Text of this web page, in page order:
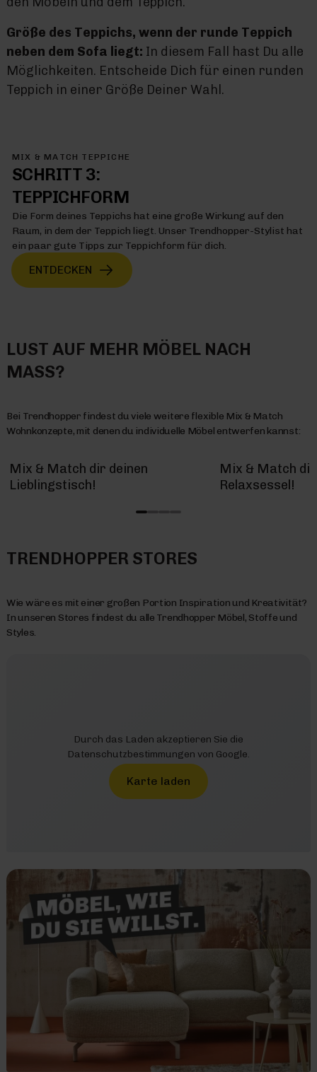
Größe des Teppichs, wenn der runde Teppich
neben dem Sofa liegt: In diesem Fall hast Du alle
Möglichkeiten. Entscheide Dich für einen runden
Teppich in einer Größe Deiner Wahl.
MIX & MATCH TEPPICHE
SCHRITT 3:
TEPPICHFORM
Die Form deines Teppichs hat eine große Wirkung auf den
Raum, in dem der Teppich liegt. Unser Trendhopper-Stylist hat
ein paar gute Tipps zur Teppichform für dich.
ENTDECKEN
LUST AUF MEHR MÖBEL NACH
MASS?
Bei Trendhopper findest du viele weitere flexible Mix & Match
Wohnkonzepte, mit denen du individuelle Möbel entwerfen kannst:
Mix & Match dir deinen
Lieblingstisch!
Mix & Match
Relaxsessel!
TRENDHOPPER STORES
Wie wäre es mit einer großen Portion Inspiration und Kreativität?
In unseren Stores findest du alle Trendhopper Möbel, Stoffe und
Styles.
Durch das Laden akzeptieren Sie die
Datenschutzbestimmungen von Google.
Karte laden